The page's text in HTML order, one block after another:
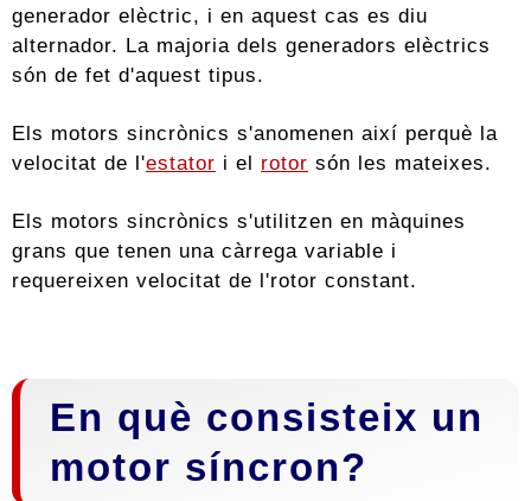
generador elèctric, i en aquest cas es diu
alternador. La majoria dels generadors elèctrics
són de fet d'aquest tipus.
Els motors sincrònics s'anomenen així perquè la
velocitat de l'estator i el rotor són les mateixes.
Els motors sincrònics s'utilitzen en màquines
grans que tenen una càrrega variable i
requereixen velocitat de l'rotor constant.
En què consisteix un
motor síncron?